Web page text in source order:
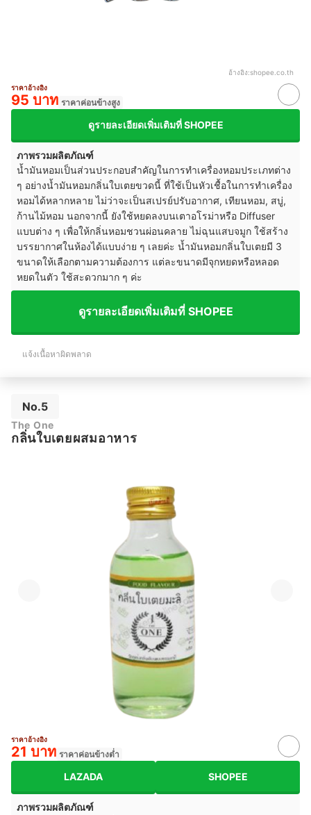
อ้างอิง:shopee.co.th
ราคาอ้างอิง
95 บาท ราคาค่อนข้างสูง
ดูรายละเอียดเพิ่มเติมที่ SHOPEE
ภาพรวมผลิตภัณฑ์
น้ำมันหอมเป็นส่วนประกอบสำคัญในการทำเครื่องหอมประเภทต่าง
ๆ อย่างน้ำมันหอมกลิ่นใบเตยขวดนี้ ที่ใช้เป็นหัวเชื้อในการทำเครื่อง
หอมได้หลากหลาย ไม่ว่าจะเป็นสเปรย์ปรับอากาศ, เทียนหอม, สบู่,
ก้านไม้หอม นอกจากนี้ ยังใช้หยดลงบนเตาอโรม่าหรือ Diffuser
แบบต่าง ๆ เพื่อให้กลิ่นหอมชวนผ่อนคลาย ไม่ฉุนแสบจมูก ใช้สร้าง
บรรยากาศในห้องได้แบบง่าย ๆ เลยค่ะ น้ำมันหอมกลิ่นใบเตยมี 3
ขนาดให้เลือกตามความต้องการ แต่ละขนาดมีจุกหยดหรือหลอด
หยดในตัว ใช้สะดวกมาก ๆ ค่ะ
ดูรายละเอียดเพิ่มเติมที่ SHOPEE
แจ้งเนื้อหาผิดพลาด
No.5
The One
กลิ่นใบเตยผสมอาหาร
ราคาอ้างอิง
21 บาท ราคาค่อนข้างต่ำ
LAZADA SHOPEE
ภาพรวมผลิตภัณฑ์